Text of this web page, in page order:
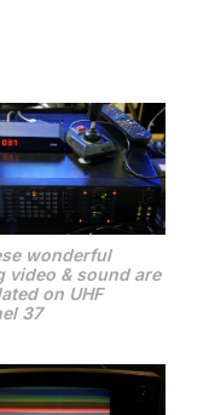
wonderful
video & sound are
on UHF
37